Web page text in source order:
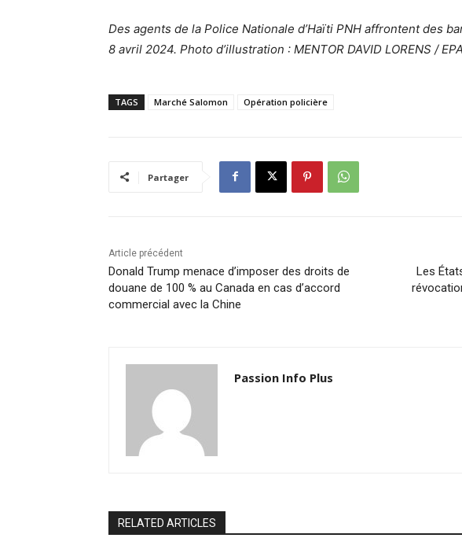
Des agents de la Police Nationale d’Haïti PNH affrontent des
8 avril 2024. Photo d’illustration : MENTOR DAVID LORENS /
TAGS Marché Salomon Opération policière
Partager
Article précédent
Donald Trump menace d’imposer des droits de
douane de 100 % au Canada en cas d’accord
commercial avec la Chine
Les
Passion Info Plus
RELATED ARTICLES